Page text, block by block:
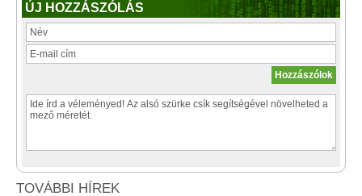
ÚJ HOZZÁSZÓLÁS
TOVÁBBI HÍREK